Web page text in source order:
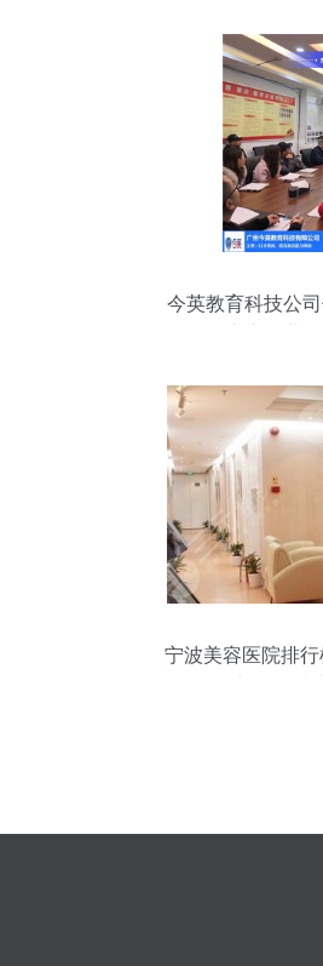
今英教育科技公
宁波美容医院排